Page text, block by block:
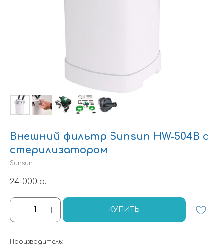
Внешний фильтр Sunsun HW-504B с
стерилизатором
Sunsun
24 000 р.
КУПИТЬ
Производитель: